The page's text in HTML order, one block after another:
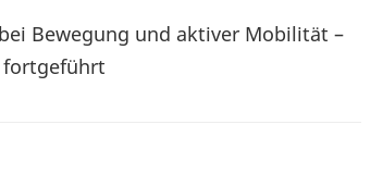
Bewegung und aktiver Mobilität –
fortgeführt